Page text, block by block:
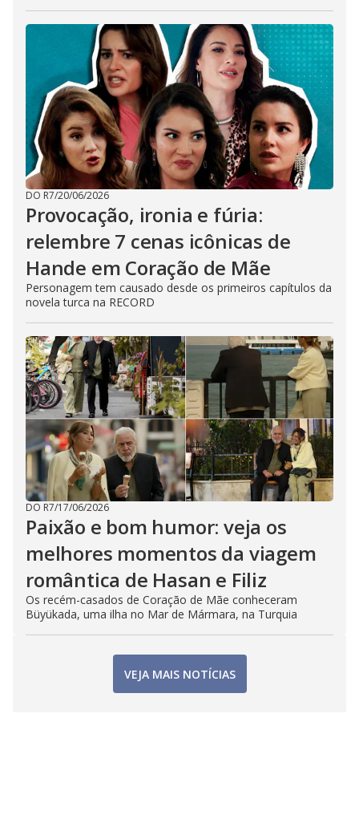
DO R7/20/06/2026
Provocação, ironia e fúria:
relembre 7 cenas icônicas de
Hande em Coração de Mãe
Personagem tem causado desde os primeiros capítulos da
novela turca na RECORD
DO R7/17/06/2026
Paixão e bom humor: veja os
melhores momentos da viagem
romântica de Hasan e Filiz
Os recém-casados de Coração de Mãe conheceram
Büyükada, uma ilha no Mar de Mármara, na Turquia
VEJA MAIS NOTÍCIAS